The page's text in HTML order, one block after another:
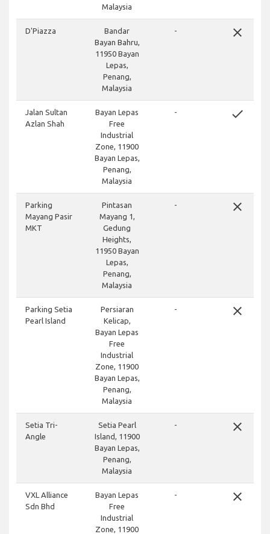
Malaysia
D'Piazza
Bandar
Bayan Bahru,
11950 Bayan
Lepas,
Penang,
Malaysia
- close
Jalan Sultan
Azlan Shah
Bayan Lepas
Free
Industrial
Zone, 11900
Bayan Lepas,
Penang,
Malaysia
- done
Parking
Mayang Pasir
MKT
Pintasan
Mayang 1,
Gedung
Heights,
11950 Bayan
Lepas,
Penang,
Malaysia
- close
Parking Setia
Pearl Island
Persiaran
Kelicap,
Bayan Lepas
Free
Industrial
Zone, 11900
Bayan Lepas,
Penang,
Malaysia
- close
Setia Tri-
Angle
Setia Pearl
Island, 11900
Bayan Lepas,
Penang,
Malaysia
- close
VXL Alliance
Sdn Bhd
Bayan Lepas
Free
Industrial
Zone, 11900
- close